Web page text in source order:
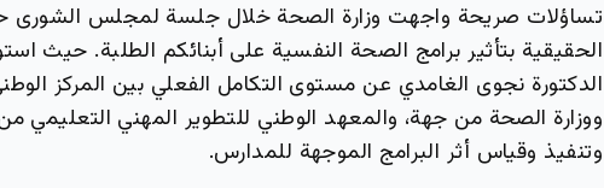
تساؤلات صريحة واجهت وزارة الصحة خلال جلسة لمجلس الشورى
الحقيقية بتأثير برامج الصحة النفسية على أبنائكم الطلبة.
الدكتورة نجوى الغامدي عن مستوى التكامل الفعلي بين المركز
ووزارة الصحة من جهة، والمعهد الوطني للتطوير المهني
وتنفيذ وقياس أثر البرامج الموجهة للمدارس.